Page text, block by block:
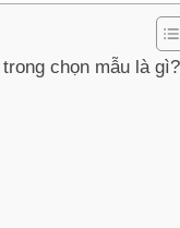
chọn mẫu là gì?